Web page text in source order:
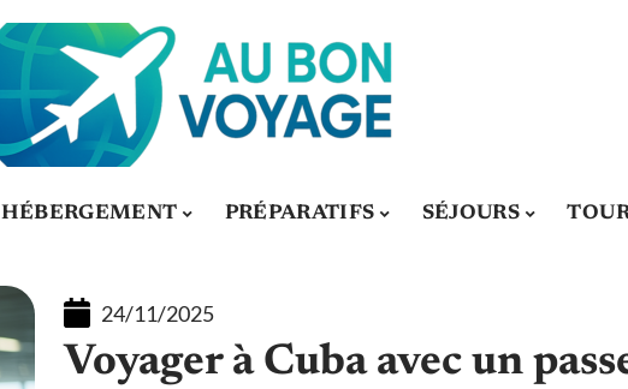
HÉBERGEMENT PRÉPARATIFS SÉJOURS
24/11/2025
Voyager à Cuba avec un